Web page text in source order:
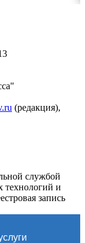
(редакция),
службой
технологий и
запись